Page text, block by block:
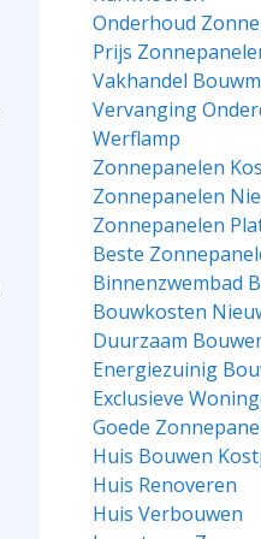
Onderhoud
Prijs
Vakhandel
Vervanging
Werflamp
Zonnepanelen
Zonnepanelen
Zonnepanelen
Beste
Binnenzwembad
Bouwkosten
Duurzaam
Energiezuinig
Exclusieve
Goede
Huis Bouwen
Huis Renoveren
Huis Verbouwen